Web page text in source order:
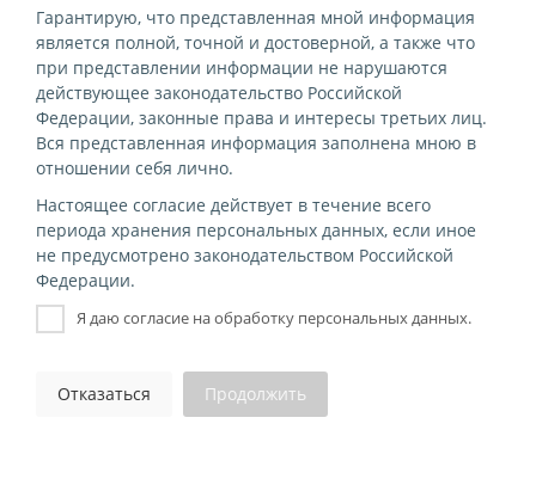
Гарантирую, что представленная мной информация
является полной, точной и достоверной, а также что
при представлении информации не нарушаются
действующее законодательство Российской
Федерации, законные права и интересы третьих лиц.
Вся представленная информация заполнена мною в
отношении себя лично.
Настоящее согласие действует в течение всего
периода хранения персональных данных, если иное
не предусмотрено законодательством Российской
Федерации.
Я даю согласие на обработку персональных данных.
Отказаться Продолжить